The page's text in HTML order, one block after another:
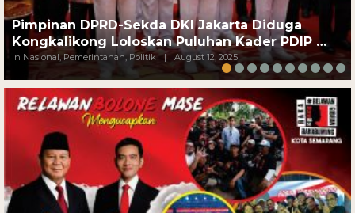
Pimpinan DPRD-Sekda DKI Jakarta Diduga
Kongkalikong Loloskan Puluhan Kader PDIP …
In Nasional, Pemerintahan, Politik | August 12, 2025